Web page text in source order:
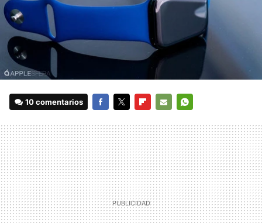
10 comentarios
MAIL